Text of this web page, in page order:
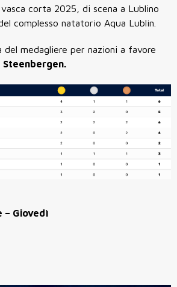
corta 2025, di scena a Lublino
complesso natatorio Aqua Lublin.
medagliere per nazioni a favore
Steenbergen.
– Giovedì